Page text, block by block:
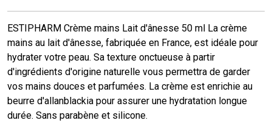
ESTIPHARM Crème mains Lait d'ânesse 50 ml La crème
mains au lait d'ânesse, fabriquée en France, est idéale pour
hydrater votre peau. Sa texture onctueuse à partir
d'ingrédients d'origine naturelle vous permettra de garder
vos mains douces et parfumées. La crème est enrichie au
beurre d'allanblackia pour assurer une hydratation longue
durée. Sans parabène et silicone.